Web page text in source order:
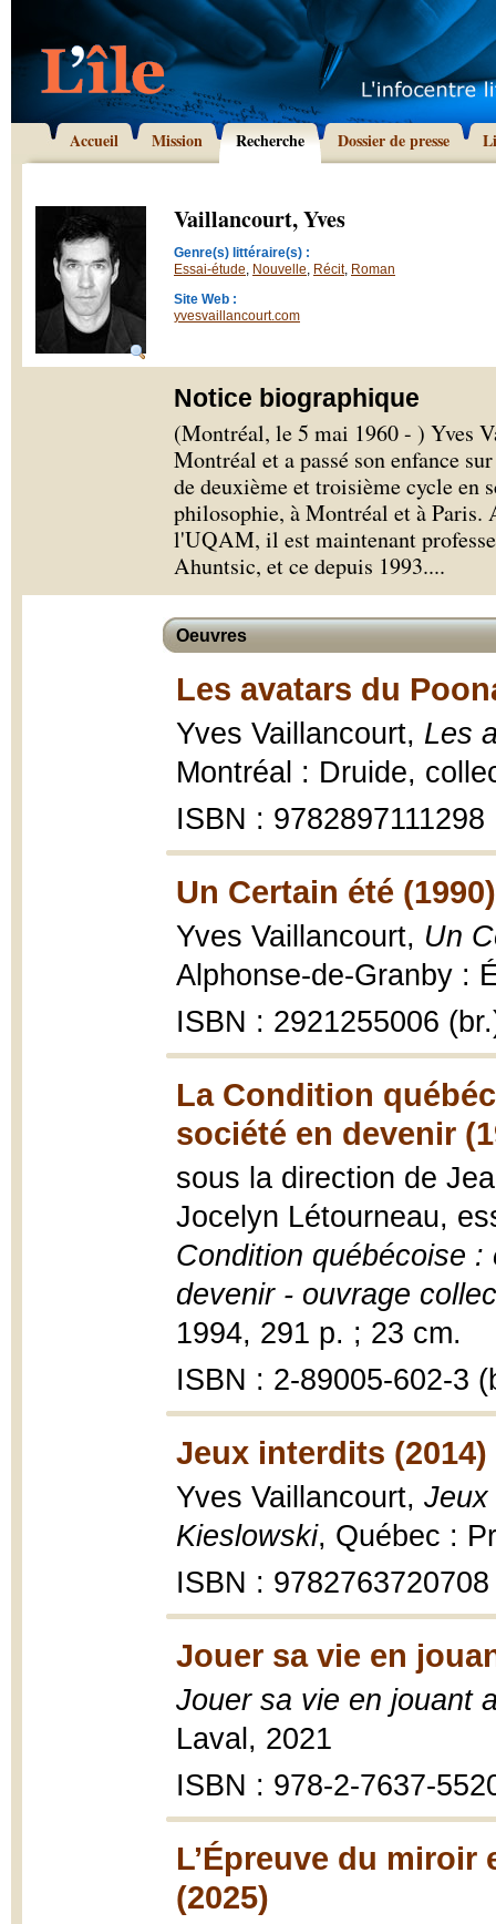
Accueil Mission Recherche Dossier de presse
Vaillancourt, Yves
Genre(s) littéraire(s) :
Essai-étude, Nouvelle, Récit, Roman
Site Web :
yvesvaillancourt.com
Notice biographique
(Montréal, le 5 mai 1960 - ) Yves
Montréal et a passé son enfance
de deuxième et troisième cycle en
philosophie, à Montréal et à Paris.
l'UQAM, il est maintenant
Ahuntsic, et ce depuis 1993....
Oeuvres
Les avatars du
Yves Vaillancourt, Les
Montréal : Druide,
ISBN : 9782897111298
Un Certain été (1990)
Yves Vaillancourt, Un
Alphonse-de-Granby :
ISBN : 2921255006
La Condition
société en devenir
sous la direction de
Jocelyn Létourneau,
Condition québécoise
devenir - ouvrage
1994, 291 p. ; 23 cm.
ISBN : 2-89005-602-3
Jeux interdits (2014)
Yves Vaillancourt, Jeux
Kieslowski, Québec :
ISBN : 9782763720708
Jouer sa vie en
Jouer sa vie en jouant
Laval, 2021
ISBN : 978-2-7637-
L’Épreuve du miroir
(2025)